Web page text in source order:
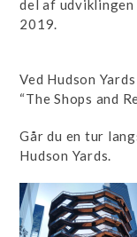
del af udviklingen
2019.
Ved Hudson
“The Shops and
Går du en tur
Hudson Yards.